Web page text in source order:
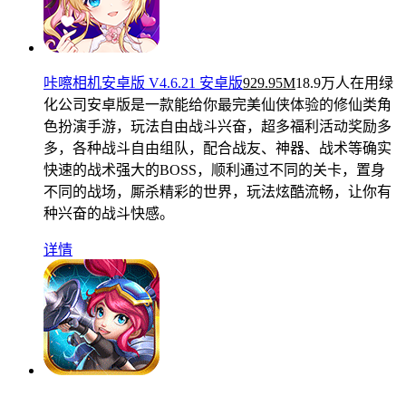
咔嚓相机安卓版 V4.6.21 安卓版929.95M18.9万人在用绿
化公司安卓版是一款能给你最完美仙侠体验的修仙类角
色扮演手游，玩法自由战斗兴奋，超多福利活动奖励多
多，各种战斗自由组队，配合战友、神器、战术等确实
快速的战术强大的BOSS，顺利通过不同的关卡，置身
不同的战场，厮杀精彩的世界，玩法炫酷流畅，让你有
种兴奋的战斗快感。
详情